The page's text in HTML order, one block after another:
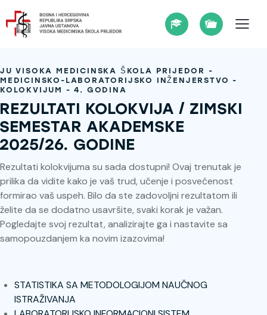
JU VISOKA MEDICINSKA ŠKOLA PRIJEDOR -
MEDICINSKO-LABORATORIJSKO INŽENJERSTVO -
KOLOKVIJUM - 4. GODINA
REZULTATI KOLOKVIJA / ZIMSKI
SEMESTAR AKADEMSKE
2025/26. GODINE
Rezultati kolokvijuma su sada dostupni! Ovaj trenutak je
prilika da vidite kako je vaš trud, učenje i posvećenost
formirao vaš uspeh. Bilo da ste zadovoljni rezultatom ili
želite da se dodatno usavršite, svaki korak je važan.
Pogledajte svoj rezultat, analizirajte ga i nastavite sa
samopouzdanjem ka novim izazovima!
STATISTIKA SA METODOLOGIJOM NAUČNOG
ISTRAŽIVANJA